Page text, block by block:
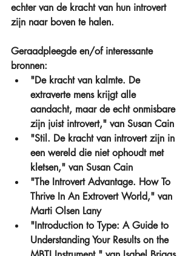
echter van de kracht van hun introvert
zijn naar boven te halen.
Geraadpleegde en/of interessante
bronnen:
"De kracht van kalmte. De
extraverte mens krijgt alle
aandacht, maar de echt onmisbare
zijn juist introvert," van Susan Cain
"Stil. De kracht van introvert zijn in
een wereld die niet ophoudt met
kletsen," van Susan Cain
"The Introvert Advantage. How To
Thrive In An Extrovert World," van
Marti Olsen Lany
"Introduction to Type: A Guide to
Understanding Your Results on the